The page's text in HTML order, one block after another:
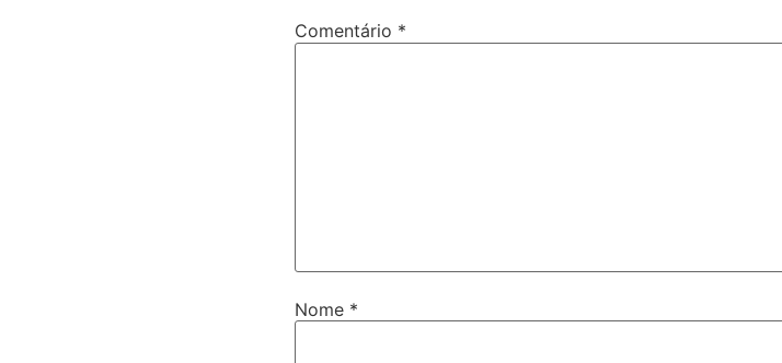
Comentário *
Nome *